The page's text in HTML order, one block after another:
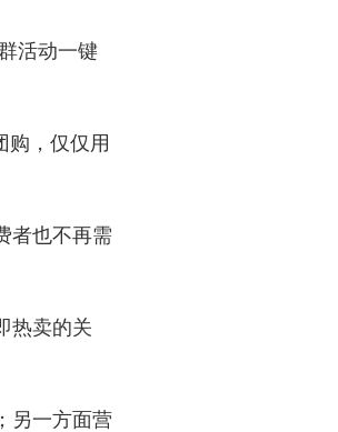
活动一键
购，仅仅用
者也不再需
热卖的关
另一方面营